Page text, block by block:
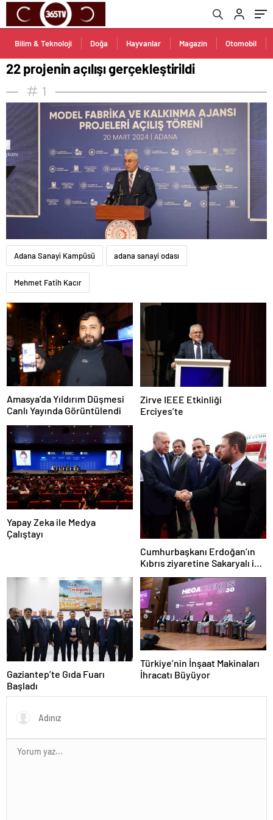
Bilim & Teknoloji Doğa Hayvanlar Magazin Otomobil
22 projenin açılışı gerçekleştirildi
1
Adana Sanayi Kampüsü adana sanayi odası
Mehmet Fatih Kacır
Amasya’da Yıldırım Düşmesi
Canlı Yayında Görüntülendi
Zirve IEEE Etkinliği
Erciyes’te
Yapay Zeka ile Medya
Çalıştayı
Cumhurbaşkanı Erdoğan’ın
Kıbrıs ziyaretine Sakaryalı iş
Gaziantep’te Gıda Fuarı
Başladı
Türkiye’nin İnşaat Makinaları
İhracatı Büyüyor